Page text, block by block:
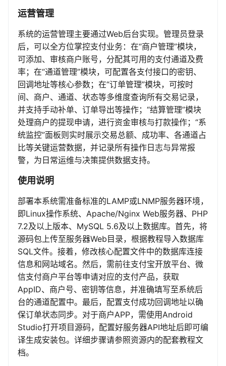
运营管理
系统的运营管理主要通过Web后台实现。管理员登录
后，可以全方位掌控支付业务：在“商户管理”模块，
可添加、审核商户账号，分配其可用的支付通道及费
率；在“通道管理”模块，可配置各支付接口的密钥、
回调地址等核心参数；在“订单管理”模块，可按时
间、商户、通道、状态等多维度查询所有交易记录，
并支持手动补单、订单导出等操作；“结算管理”模块
处理商户的提现申请，进行资金审核与打款操作；“系
统监控”面板则实时展示交易总额、成功率、各通道占
比等关键运营数据，并记录所有操作日志与异常报
警，为日常运维与决策提供数据支持。
使用说明
部署本系统需准备标准的LAMP或LNMP服务器环境，
即Linux操作系统、Apache/Nginx Web服务器、PHP
7.2及以上版本、MySQL 5.6及以上数据库。首先，将
源码包上传至服务器Web目录，根据教程导入数据库
SQL文件。接着，修改核心配置文件中的数据库连接
信息和网站域名。然后，需前往支付宝开放平台、微
信支付商户平台等申请对应的支付产品，获取
AppID、商户号、密钥等信息，并准确填写至系统后
台的通道配置中。最后，配置支付成功回调地址以确
保订单状态同步。对于商户APP，需使用Android
Studio打开项目源码，配置好服务器API地址后即可编
译生成安装包。详细步骤请参照资源内的配套教程文
档。